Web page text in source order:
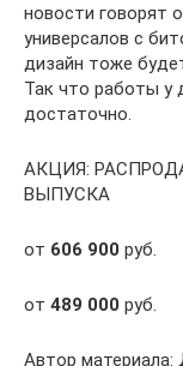
новости говорят
универсалов с
дизайн тоже
Так что работы у
достаточно.
АКЦИЯ:
ВЫПУСКА
от 606 900 руб.
от 489 000 руб.
Автор материала: